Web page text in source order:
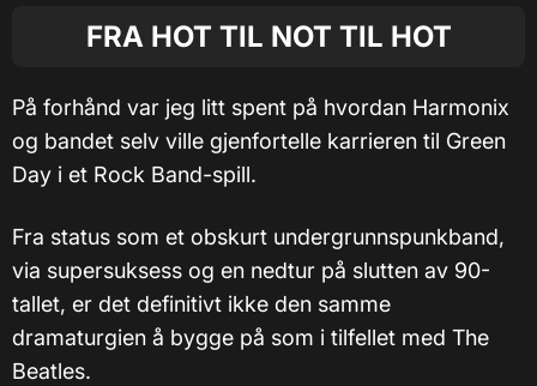
FRA HOT TIL NOT TIL HOT
På forhånd var jeg litt spent på hvordan Harmonix
og bandet selv ville gjenfortelle karrieren til Green
Day i et Rock Band-spill.
Fra status som et obskurt undergrunnspunkband,
via supersuksess og en nedtur på slutten av 90-
tallet, er det definitivt ikke den samme
dramaturgien å bygge på som i tilfellet med The
Beatles.